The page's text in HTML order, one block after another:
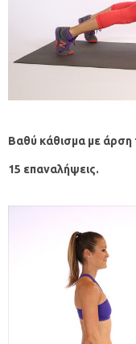
Βαθύ κάθισμα με
15 επαναλήψεις.